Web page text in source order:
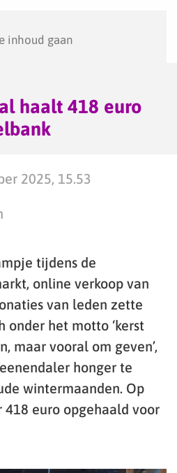
inhoud gaan
haalt 418 euro
2025, 15.53
tijdens de
online verkoop van
van leden zette
onder het motto ‘kerst
maar vooral om geven’,
honger te
wintermaanden. Op
418 euro opgehaald voor